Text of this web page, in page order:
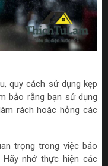
quy cách sử dụng kẹp
bảo rằng bạn sử dụng
rách hoặc hỏng các
trọng trong việc bảo
nhớ thực hiện các